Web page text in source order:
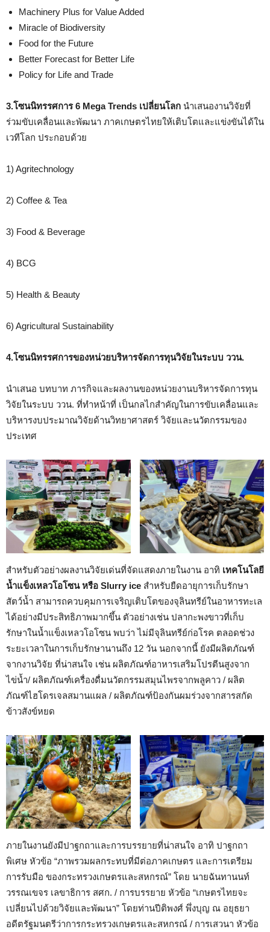
Machinery Plus for Value Added
Miracle of Biodiversity
Food for the Future
Better Forecast for Better Life
Policy for Life and Trade
3.โซนนิทรรศการ 6 Mega Trends เปลี่ยนโลก นำเสนองานวิจัยที่
ร่วมขับเคลื่อนและพัฒนา ภาคเกษตรไทยให้เติบโตและแข่งขันได้ใน
เวทีโลก ประกอบด้วย
1) Agritechnology
2) Coffee & Tea
3) Food & Beverage
4) BCG
5) Health & Beauty
6) Agricultural Sustainability
4.โซนนิทรรศการของหน่วยบริหารจัดการทุนวิจัยในระบบ ววน.
นำเสนอ บทบาท ภารกิจและผลงานของหน่วยงานบริหารจัดการทุน
วิจัยในระบบ ววน. ที่ทำหน้าที่ เป็นกลไกสำคัญในการขับเคลื่อนและ
บริหารงบประมาณวิจัยด้านวิทยาศาสตร์ วิจัยและนวัตกรรมของ
ประเทศ
สำหรับตัวอย่างผลงานวิจัยเด่นที่จัดแสดงภายในงาน อาทิ เทคโนโลยี
น้ำแข็งเหลวโอโซน หรือ Slurry ice สำหรับยืดอายุการเก็บรักษา
สัตว์น้ำ สามารถควบคุมการเจริญเติบโตของจุลินทรีย์ในอาหารทะเล
ได้อย่างมีประสิทธิภาพมากขึ้น ตัวอย่างเช่น ปลากะพงขาวที่เก็บ
รักษาในน้ำแข็งเหลวโอโซน พบว่า ไม่มีจุลินทรีย์ก่อโรค ตลอดช่วง
ระยะเวลาในการเก็บรักษานานถึง 12 วัน นอกจากนี้ ยังมีผลิตภัณฑ์
จากงานวิจัย ที่น่าสนใจ เช่น ผลิตภัณฑ์อาหารเสริมโปรตีนสูงจาก
ไข่น้ำ/ ผลิตภัณฑ์เครื่องดื่มนวัตกรรมสมุนไพรจากพลูคาว / ผลิต
ภัณฑ์ไฮโดรเจลสมานแผล / ผลิตภัณฑ์ป้องกันผมร่วงจากสารสกัด
ข้าวสังข์หยด
ภายในงานยังมีปาฐกถาและการบรรยายที่น่าสนใจ อาทิ ปาฐกถา
พิเศษ หัวข้อ “ภาพรวมผลกระทบที่มีต่อภาคเกษตร และการเตรียม
การรับมือ ของกระทรวงเกษตรและสหกรณ์” โดย นายฉันทานนท์
วรรณเขจร เลขาธิการ สศก. / การบรรยาย หัวข้อ “เกษตรไทยจะ
เปลี่ยนไปด้วยวิจัยและพัฒนา” โดยท่านปีติพงศ์ พึ่งบุญ ณ อยุธยา
อดีตรัฐมนตรีว่าการกระทรวงเกษตรและสหกรณ์ / การเสวนา หัวข้อ